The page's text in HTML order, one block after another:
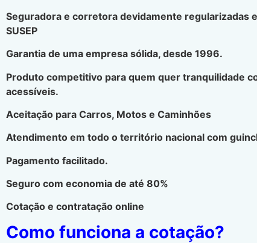
Seguradora e corretora devidamente regularizadas
SUSEP
Garantia de uma empresa sólida, desde 1996.
Produto competitivo para quem quer tranquilidade
acessíveis.
Aceitação para Carros, Motos e Caminhões
Atendimento em todo o território nacional com
Pagamento facilitado.
Seguro com economia de até 80%
Cotação e contratação online
Como funciona a cotação?